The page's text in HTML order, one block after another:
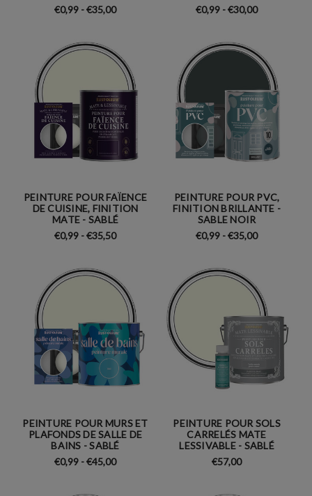
€0,99 - €35,00
€0,99 - €30,00
PEINTURE POUR FAÏENCE
DE CUISINE, FINITION
MATE - SABLÉ
€0,99 - €35,50
PEINTURE POUR PVC,
FINITION BRILLANTE -
SABLE NOIR
€0,99 - €35,00
PEINTURE POUR MURS ET
PLAFONDS DE SALLE DE
BAINS - SABLÉ
€0,99 - €45,00
PEINTURE POUR SOLS
CARRELÉS MATE
LESSIVABLE - SABLÉ
€57,00